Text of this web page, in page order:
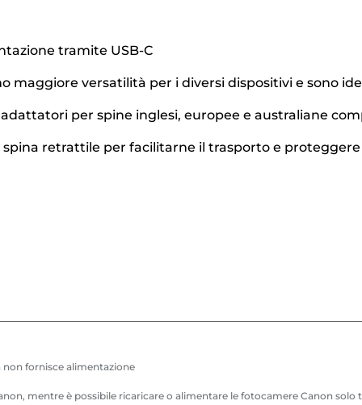
tramite USB-C
maggiore versatilità per i diversi dispositivi e sono
per spine inglesi, europee e australiane
retrattile per facilitarne il trasporto e proteggere
non fornisce alimentazione
mentre è possibile ricaricare o alimentare le fotocamere Canon solo